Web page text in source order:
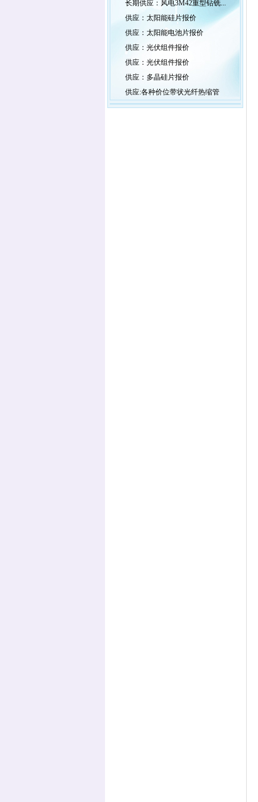
长期供应：风电3M42重型钻铣...
供应：太阳能硅片报价
供应：太阳能电池片报价
供应：光伏组件报价
供应：光伏组件报价
供应：多晶硅片报价
供应:各种价位带状光纤热缩管